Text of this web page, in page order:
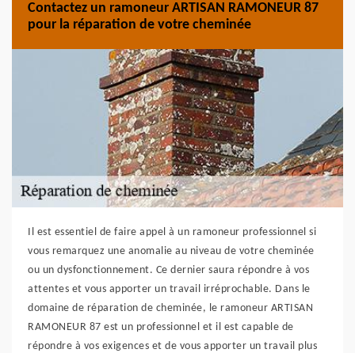
Contactez un ramoneur ARTISAN RAMONEUR 87
pour la réparation de votre cheminée
Il est essentiel de faire appel à un ramoneur professionnel si
vous remarquez une anomalie au niveau de votre cheminée
ou un dysfonctionnement. Ce dernier saura répondre à vos
attentes et vous apporter un travail irréprochable. Dans le
domaine de réparation de cheminée, le ramoneur ARTISAN
RAMONEUR 87 est un professionnel et il est capable de
répondre à vos exigences et de vous apporter un travail plus